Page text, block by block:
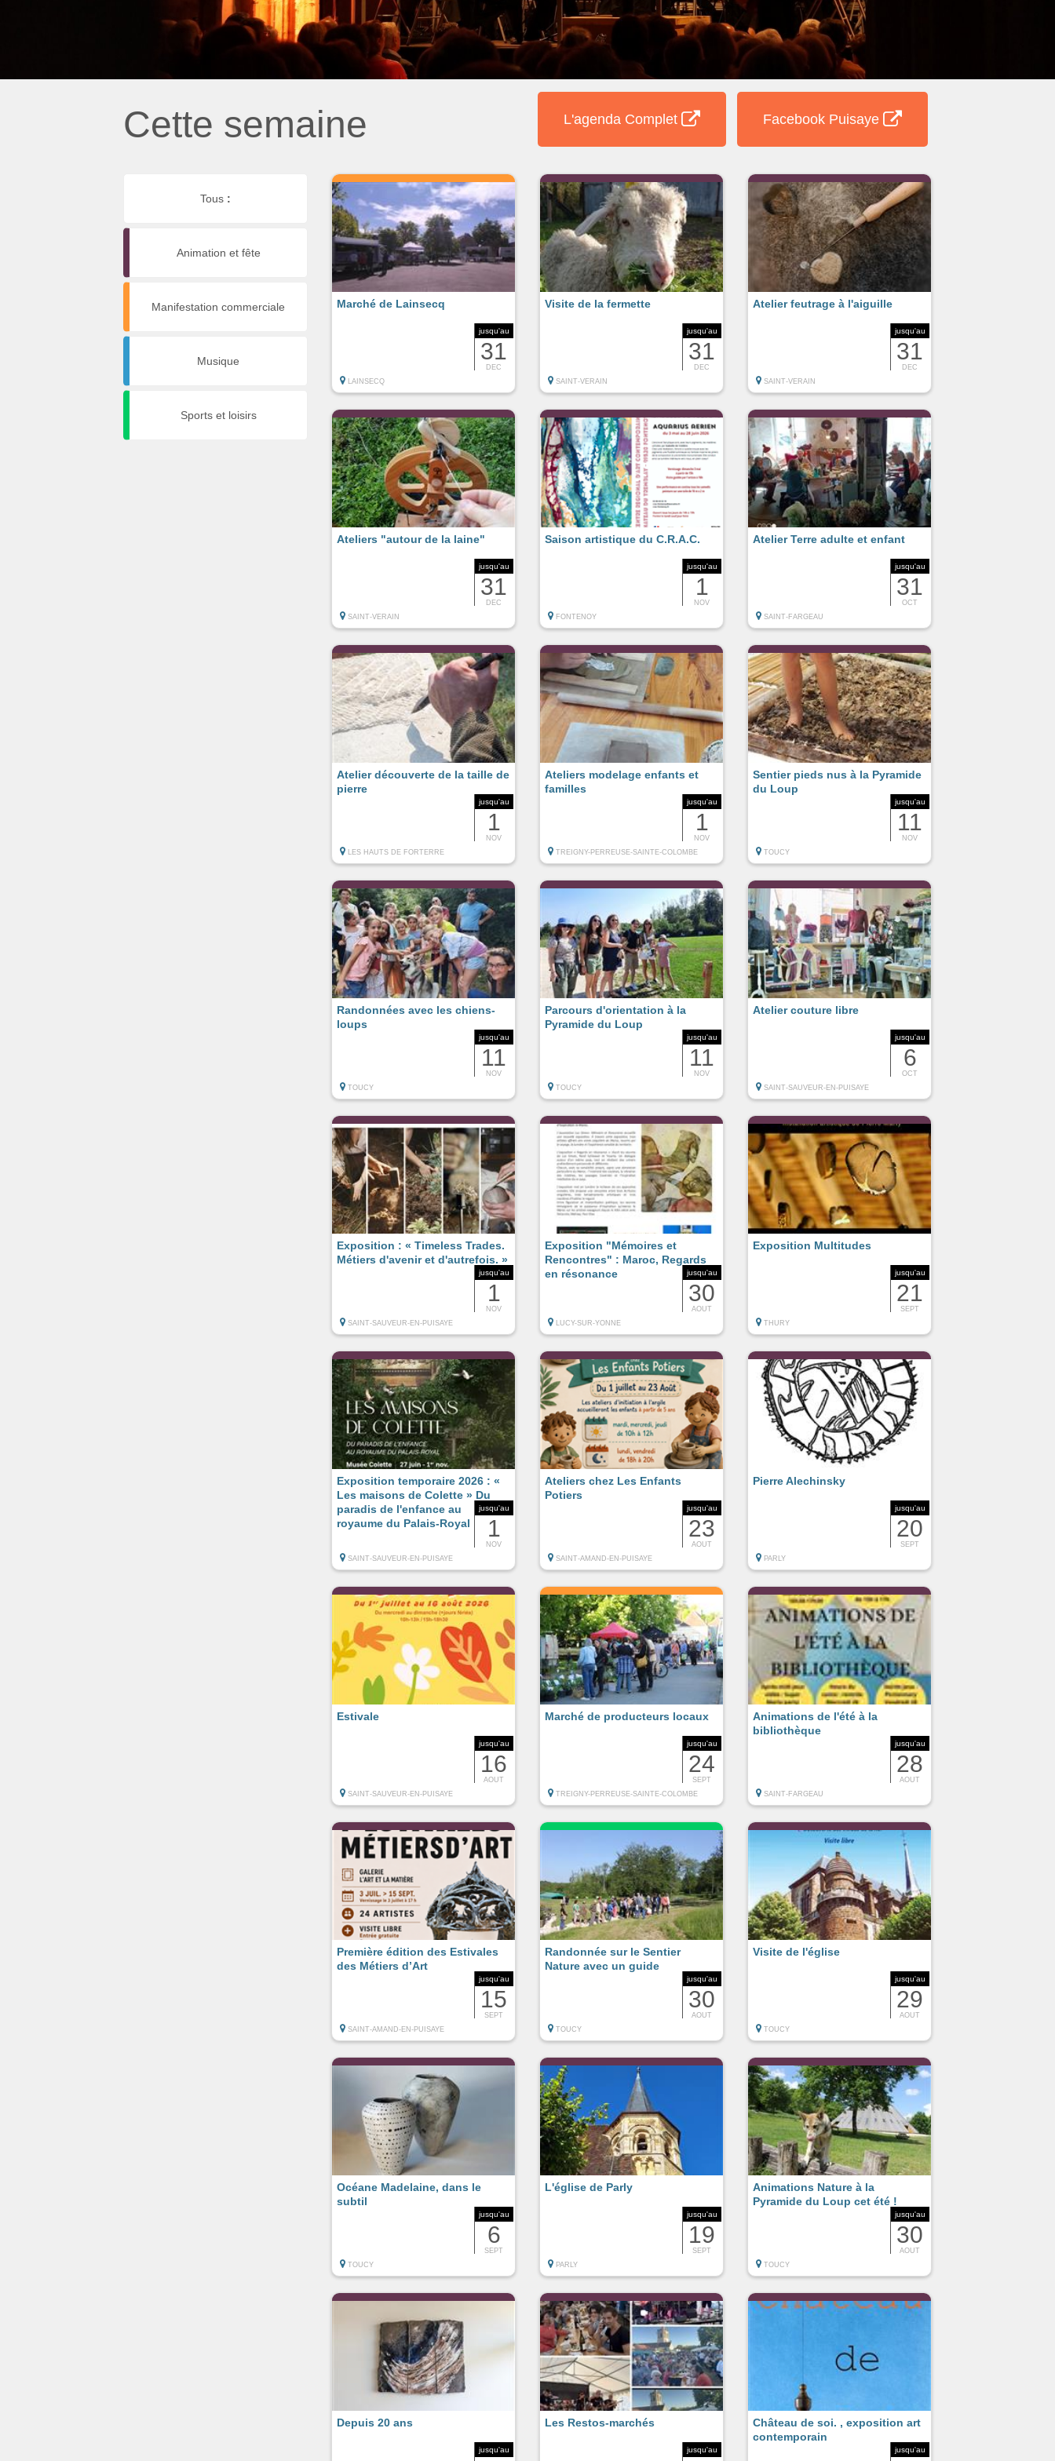
Cette semaine L'agenda Complet Facebook Puisaye
Tous :
Animation et fête
Manifestation commerciale
Musique
Sports et loisirs
jusqu'au
31
DEC
Marché de Lainsecq
LAINSECQ
jusqu'au
31
DEC
Visite de la fermette
SAINT-VERAIN
jusqu'au
31
DEC
Atelier feutrage à l'aiguille
SAINT-VERAIN
jusqu'au
31
DEC
Ateliers "autour de la laine"
SAINT-VERAIN
jusqu'au
1
NOV
Saison artistique du C.R.A.C.
FONTENOY
jusqu'au
31
OCT
Atelier Terre adulte et enfant
SAINT-FARGEAU
jusqu'au
1
NOV
Atelier découverte de la taille de
pierre
LES HAUTS DE FORTERRE
jusqu'au
1
NOV
Ateliers modelage enfants et
familles
TREIGNY-PERREUSE-SAINTE-COLOMBE
jusqu'au
11
NOV
Sentier pieds nus à la Pyramide
du Loup
TOUCY
jusqu'au
11
NOV
Randonnées avec les chiens-
loups
TOUCY
jusqu'au
11
NOV
Parcours d'orientation à la
Pyramide du Loup
TOUCY
jusqu'au
6
OCT
Atelier couture libre
SAINT-SAUVEUR-EN-PUISAYE
jusqu'au
1
NOV
Exposition : « Timeless Trades.
Métiers d'avenir et d'autrefois. »
SAINT-SAUVEUR-EN-PUISAYE
jusqu'au
30
AOUT
Exposition "Mémoires et
Rencontres" : Maroc, Regards
en résonance
LUCY-SUR-YONNE
jusqu'au
21
SEPT
Exposition Multitudes
THURY
jusqu'au
1
NOV
Exposition temporaire 2026 : «
Les maisons de Colette » Du
paradis de l'enfance au
royaume du Palais-Royal
SAINT-SAUVEUR-EN-PUISAYE
jusqu'au
23
AOUT
Ateliers chez Les Enfants
Potiers
SAINT-AMAND-EN-PUISAYE
jusqu'au
20
SEPT
Pierre Alechinsky
PARLY
jusqu'au
16
AOUT
Estivale
SAINT-SAUVEUR-EN-PUISAYE
jusqu'au
24
SEPT
Marché de producteurs locaux
TREIGNY-PERREUSE-SAINTE-COLOMBE
jusqu'au
28
AOUT
Animations de l'été à la
bibliothèque
SAINT-FARGEAU
jusqu'au
15
SEPT
Première édition des Estivales
des Métiers d’Art
SAINT-AMAND-EN-PUISAYE
jusqu'au
30
AOUT
Randonnée sur le Sentier
Nature avec un guide
TOUCY
jusqu'au
29
AOUT
Visite de l'église
TOUCY
jusqu'au
6
SEPT
Océane Madelaine, dans le
subtil
TOUCY
jusqu'au
19
SEPT
L'église de Parly
PARLY
jusqu'au
30
AOUT
Animations Nature à la
Pyramide du Loup cet été !
TOUCY
jusqu'au
Depuis 20 ans
jusqu'au
Les Restos-marchés
jusqu'au
Château de soi. , exposition art
contemporain